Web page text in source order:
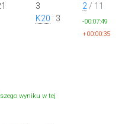
3
K20 : 3
2 / 11
-00:07:49
+00:00:35
wyniku w tej